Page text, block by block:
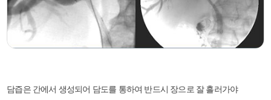
담즙은 간에서 생성되어 담도를 통하여 반드시 장으로 잘 흘러가야